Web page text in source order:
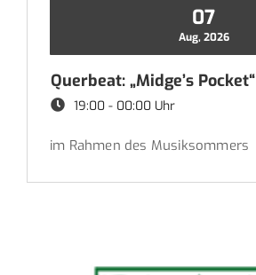
07
Aug, 2026
Querbeat: „Midge’s Pocket“
19:00 - 00:00 Uhr
im Rahmen des Musiksommers